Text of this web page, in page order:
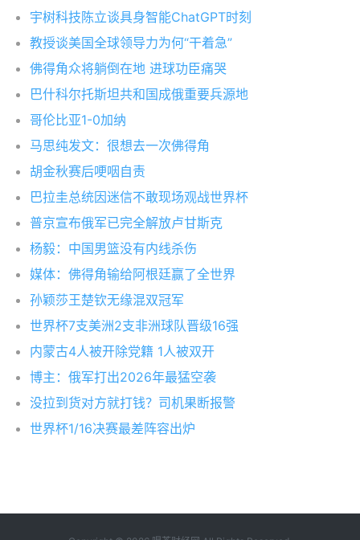
宇树科技陈立谈具身智能ChatGPT时刻
教授谈美国全球领导力为何“干着急”
佛得角众将躺倒在地 进球功臣痛哭
巴什科尔托斯坦共和国成俄重要兵源地
哥伦比亚1-0加纳
马思纯发文：很想去一次佛得角
胡金秋赛后哽咽自责
巴拉圭总统因迷信不敢现场观战世界杯
普京宣布俄军已完全解放卢甘斯克
杨毅：中国男篮没有内线杀伤
媒体：佛得角输给阿根廷赢了全世界
孙颖莎王楚钦无缘混双冠军
世界杯7支美洲2支非洲球队晋级16强
内蒙古4人被开除党籍 1人被双开
博主：俄军打出2026年最猛空袭
没拉到货对方就打钱？司机果断报警
世界杯1/16决赛最差阵容出炉